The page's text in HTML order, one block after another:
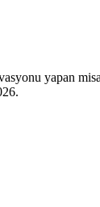
yapan
.